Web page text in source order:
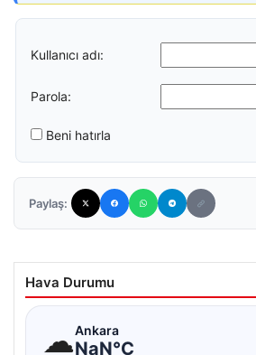
Kullanıcı adı:
Parola:
Beni hatırla
Paylaş:
Hava Durumu
☁Ankara
NaN°C